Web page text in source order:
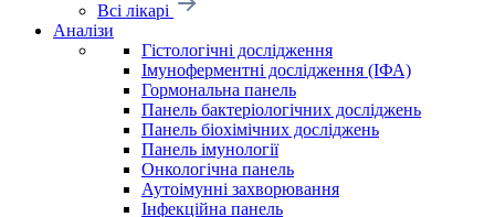
Всі лікарі
Аналізи
Гістологічні дослідження
Імуноферментні дослідження (ІФА)
Гормональна панель
Панель бактеріологічних досліджень
Панель біохімічних досліджень
Панель імунології
Онкологічна панель
Аутоімунні захворювання
Інфекційна панель